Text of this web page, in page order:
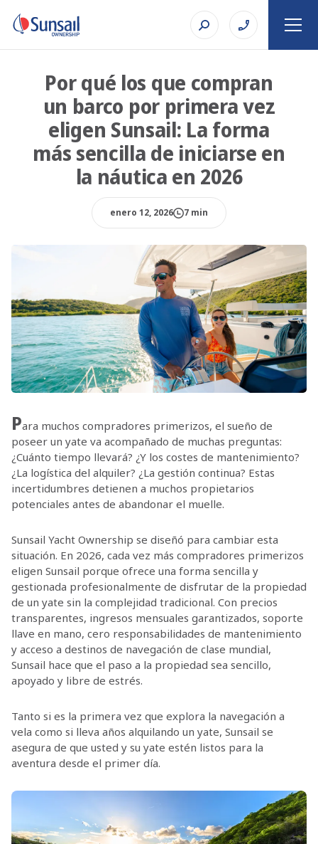
Por qué los que compran
un barco por primera vez
eligen Sunsail: La forma
más sencilla de iniciarse en
la náutica en 2026
enero 12, 2026 7 min
Para muchos compradores primerizos, el sueño de
poseer un yate va acompañado de muchas preguntas:
¿Cuánto tiempo llevará? ¿Y los costes de mantenimiento?
¿La logística del alquiler? ¿La gestión continua? Estas
incertidumbres detienen a muchos propietarios
potenciales antes de abandonar el muelle.
Sunsail Yacht Ownership se diseñó para cambiar esta
situación. En 2026, cada vez más compradores primerizos
eligen Sunsail porque ofrece una forma sencilla y
gestionada profesionalmente de disfrutar de la propiedad
de un yate sin la complejidad tradicional. Con precios
transparentes, ingresos mensuales garantizados, soporte
llave en mano, cero responsabilidades de mantenimiento
y acceso a destinos de navegación de clase mundial,
Sunsail hace que el paso a la propiedad sea sencillo,
apoyado y libre de estrés.
Tanto si es la primera vez que explora la navegación a
vela como si lleva años alquilando un yate, Sunsail se
asegura de que usted y su yate estén listos para la
aventura desde el primer día.